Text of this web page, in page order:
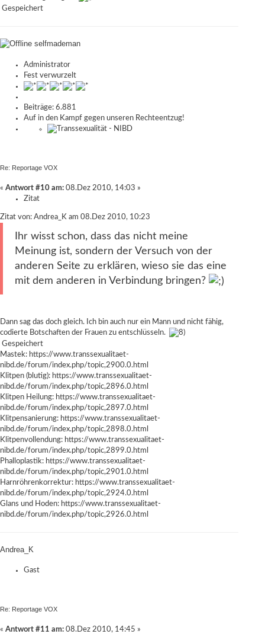
Gespeichert
selfmademan
Administrator
Fest verwurzelt
Beiträge: 6.881
Auf in den Kampf gegen unseren Rechteentzug!
Re: Reportage VOX
« Antwort #10 am: 08.Dez 2010, 14:03 »
Zitat
Zitat von: Andrea_K am 08.Dez 2010, 10:23
Ihr wisst schon, dass das nicht meine
Meinung ist, sondern der Versuch von der
anderen Seite zu erklären, wieso sie das eine
mit dem anderen in Verbindung bringen?
Dann sag das doch gleich. Ich bin auch nur ein Mann und nicht fähig,
codierte Botschaften der Frauen zu entschlüsseln.
Gespeichert
Mastek: https://www.transsexualitaet-
nibd.de/forum/index.php/topic,2900.0.html
Klitpen (blutig): https://www.transsexualitaet-
nibd.de/forum/index.php/topic,2896.0.html
Klitpen Heilung: https://www.transsexualitaet-
nibd.de/forum/index.php/topic,2897.0.html
Klitpensanierung: https://www.transsexualitaet-
nibd.de/forum/index.php/topic,2898.0.html
Klitpenvollendung: https://www.transsexualitaet-
nibd.de/forum/index.php/topic,2899.0.html
Phalloplastik: https://www.transsexualitaet-
nibd.de/forum/index.php/topic,2901.0.html
Harnröhrenkorrektur: https://www.transsexualitaet-
nibd.de/forum/index.php/topic,2924.0.html
Glans und Hoden: https://www.transsexualitaet-
nibd.de/forum/index.php/topic,2926.0.html
Andrea_K
Gast
Re: Reportage VOX
« Antwort #11 am: 08.Dez 2010, 14:45 »